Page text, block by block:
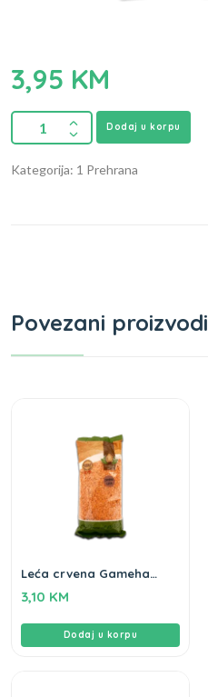
3,95 KM
Dodaj u korpu
Kategorija: 1 Prehrana
Povezani proizvodi
Leća crvena Gameha
3,10 KM
Dodaj u korpu